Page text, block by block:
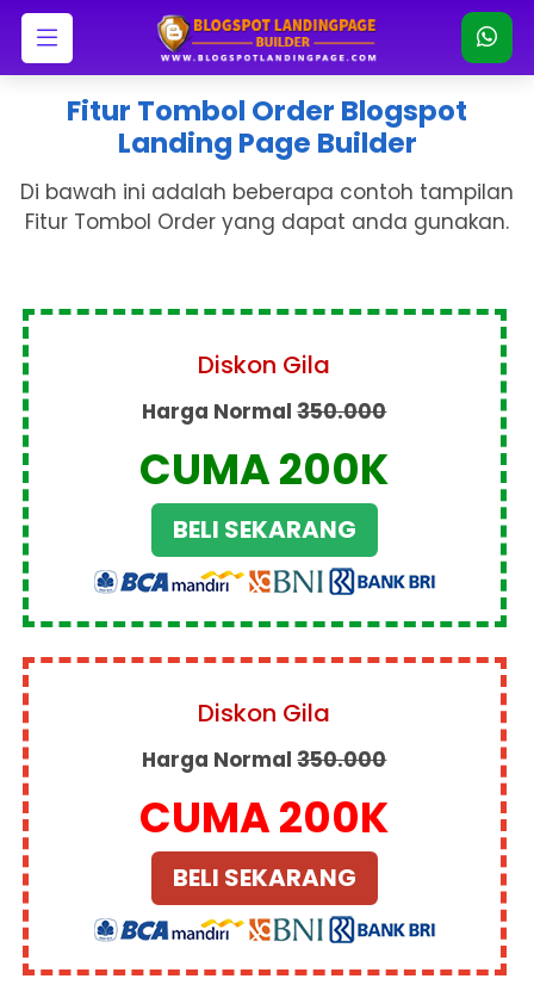
Fitur Tombol Order Blogspot
Landing Page Builder
Di bawah ini adalah beberapa contoh tampilan
Fitur Tombol Order yang dapat anda gunakan.
Diskon Gila
Harga Normal350.000
CUMA 200K
BELI SEKARANG
Diskon Gila
Harga Normal350.000
CUMA 200K
BELI SEKARANG